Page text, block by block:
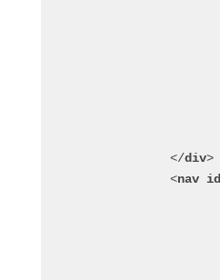
</div>
<nav id